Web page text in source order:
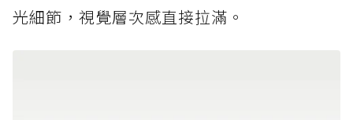
光細節，視覺層次感直接拉滿。